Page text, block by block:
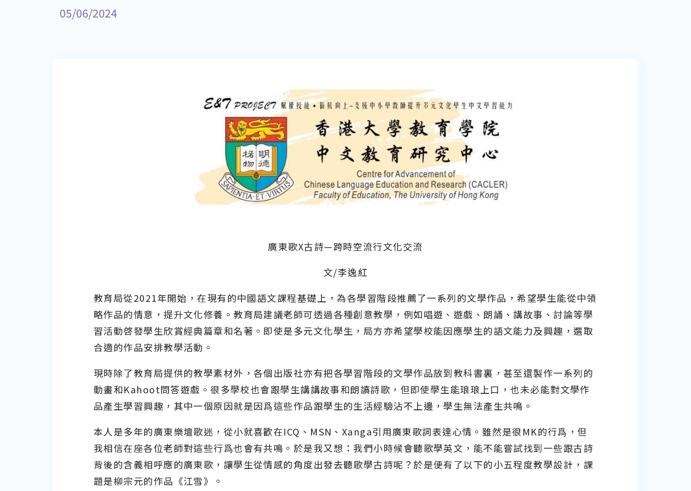
05/06/2024
廣東歌X古詩—跨時空流行文化交流
文/李逸紅
教育局從2021年開始，在現有的中國語文課程基礎上，為各學習階段推薦了一系列的文學作品，希望學生能從中領
略作品的情意，提升文化修養。教育局建議老師可透過各種創意教學，例如唱遊、遊戲、朗誦、講故事、討論等學
習活動啓發學生欣賞經典篇章和名著。即使是多元文化學生，局方亦希望學校能因應學生的語文能力及興趣，選取
合適的作品安排教學活動。
現時除了教育局提供的教學素材外，各個出版社亦有把各學習階段的文學作品放到教科書裏，甚至還製作一系列的
動畫和Kahoot問答遊戲。很多學校也會跟學生講講故事和朗讀詩歌，但即使學生能琅琅上口，也未必能對文學作
品產生學習興趣，其中一個原因就是因爲這些作品跟學生的生活經驗沾不上邊，學生無法產生共鳴。
本人是多年的廣東樂壇歌迷，從小就喜歡在ICQ、MSN、Xanga引用廣東歌詞表達心情。雖然是很MK的行爲，但
我相信在座各位老師對這些行爲也會有共鳴。於是我又想：我們小時候會聽歌學英文，能不能嘗試找到一些跟古詩
背後的含義相呼應的廣東歌，讓學生從情感的角度出發去聽歌學古詩呢？於是便有了以下的小五程度教學設計，課
題是柳宗元的作品《江雪》。